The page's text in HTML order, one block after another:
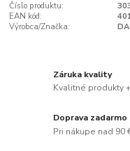
Číslo produktu:
EAN kód:
Výrobca/Značka:
Záruka kvality
Kvalitné produkty
Doprava zadarmo
Pri nákupe nad 90